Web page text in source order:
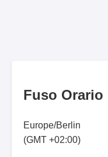
Fuso Orario
Europe/Berlin
(GMT +02:00)